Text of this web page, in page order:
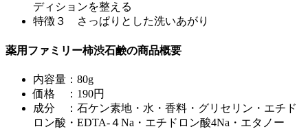
ディションを整える
特徴３ さっぱりとした洗いあがり
薬用ファミリー柿渋石鹸の商品概要
内容量：80g
価格 ：190円
成分 ：石ケン素地・水・香料・グリセリン・エチド
ロン酸・EDTA-４Na・エチドロン酸4Na・エタノー